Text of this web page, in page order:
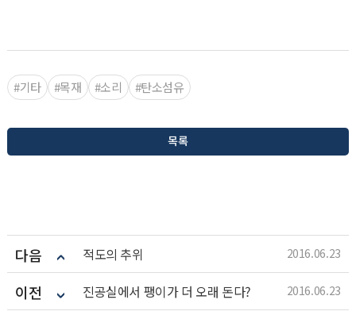
#기타 #목재 #소리 #탄소섬유
목록
다음 적도의 추위 2016.06.23
이전 진공실에서 팽이가 더 오래 돈다? 2016.06.23